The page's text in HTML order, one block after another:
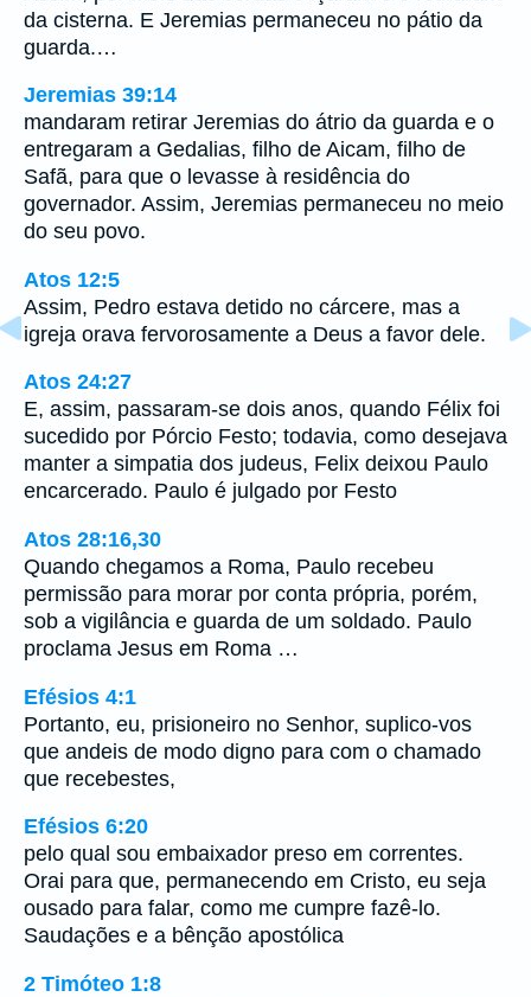
da cisterna. E Jeremias permaneceu no pátio da
guarda.…
Jeremias 39:14
mandaram retirar Jeremias do átrio da guarda e o
entregaram a Gedalias, filho de Aicam, filho de
Safã, para que o levasse à residência do
governador. Assim, Jeremias permaneceu no meio
do seu povo.
Atos 12:5
Assim, Pedro estava detido no cárcere, mas a
igreja orava fervorosamente a Deus a favor dele.
Atos 24:27
E, assim, passaram-se dois anos, quando Félix foi
sucedido por Pórcio Festo; todavia, como desejava
manter a simpatia dos judeus, Felix deixou Paulo
encarcerado. Paulo é julgado por Festo
Atos 28:16,30
Quando chegamos a Roma, Paulo recebeu
permissão para morar por conta própria, porém,
sob a vigilância e guarda de um soldado. Paulo
proclama Jesus em Roma …
Efésios 4:1
Portanto, eu, prisioneiro no Senhor, suplico-vos
que andeis de modo digno para com o chamado
que recebestes,
Efésios 6:20
pelo qual sou embaixador preso em correntes.
Orai para que, permanecendo em Cristo, eu seja
ousado para falar, como me cumpre fazê-lo.
Saudações e a bênção apostólica
2 Timóteo 1:8